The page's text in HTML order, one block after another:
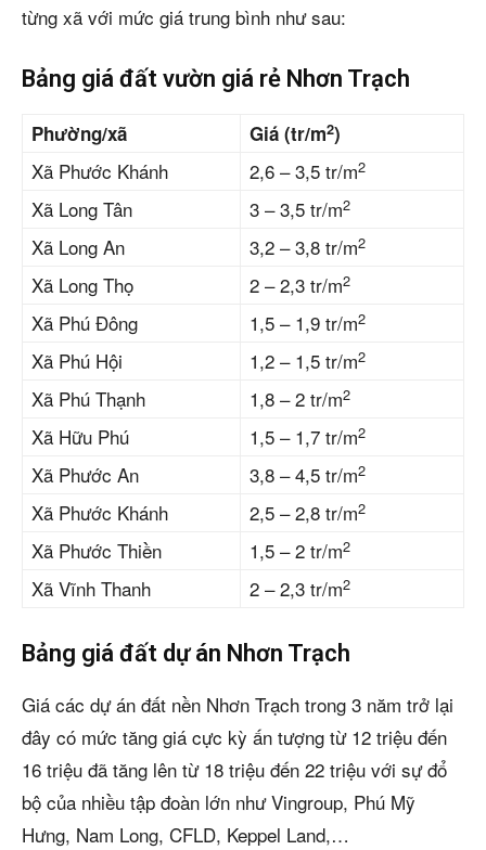
từng xã với mức giá trung bình như sau:
Bảng giá đất vườn giá rẻ Nhơn Trạch
Phường/xã Giá (tr/m2)
Xã Phước Khánh 2,6 – 3,5 tr/m2
Xã Long Tân 3 – 3,5 tr/m2
Xã Long An 3,2 – 3,8 tr/m2
Xã Long Thọ 2 – 2,3 tr/m2
Xã Phú Đông 1,5 – 1,9 tr/m2
Xã Phú Hội 1,2 – 1,5 tr/m2
Xã Phú Thạnh 1,8 – 2 tr/m2
Xã Hữu Phú 1,5 – 1,7 tr/m2
Xã Phước An 3,8 – 4,5 tr/m2
Xã Phước Khánh 2,5 – 2,8 tr/m2
Xã Phước Thiền 1,5 – 2 tr/m2
Xã Vĩnh Thanh 2 – 2,3 tr/m2
Bảng giá đất dự án Nhơn Trạch
Giá các dự án đất nền Nhơn Trạch trong 3 năm trở lại
đây có mức tăng giá cực kỳ ấn tượng từ 12 triệu đến
16 triệu đã tăng lên từ 18 triệu đến 22 triệu với sự đổ
bộ của nhiều tập đoàn lớn như Vingroup, Phú Mỹ
Hưng, Nam Long, CFLD, Keppel Land,…